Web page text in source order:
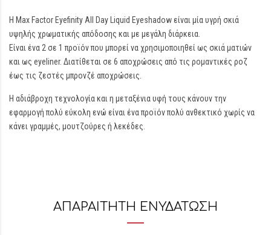
Η Max Factor Eyefinity All Day Liquid Eyeshadow είναι μία υγρή σκιά
υψηλής χρωματικής απόδοσης και με μεγάλη διάρκεια.
Είναι ένα 2 σε 1 προϊόν που μπορεί να χρησιμοποιηθεί ως σκιά ματιών
και ως eyeliner. Διατίθεται σε 6 αποχρώσεις από τις ρομαντικές ροζ
έως τις ζεστές μπρονζέ αποχρώσεις.
Η αδιάβροχη τεχνολογία και η μεταξένια υφή τους κάνουν την
εφαρμογή πολύ εύκολη ενώ είναι ένα προϊόν πολύ ανθεκτικό χωρίς να
κάνει γραμμές, μουτζούρες ή λεκέδες.
ΑΠΑΡΑΙΤΗΤΗ ΕΝΥΔΑΤΩΣΗ